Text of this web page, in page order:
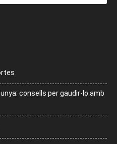
consells per gaudir-lo amb